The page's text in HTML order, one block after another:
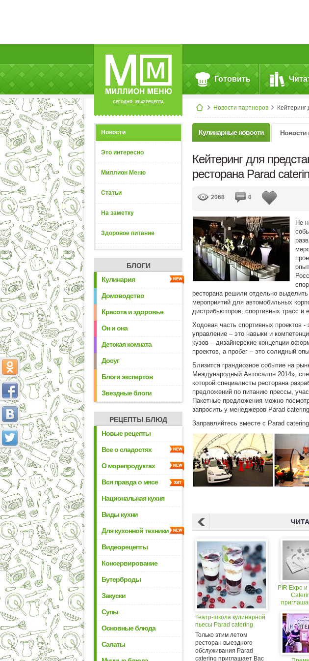
СЕГОДНЯ: 39142 РЕЦЕПТА
Готовить
Новости партнеров Кейтеринг
Новости
Это интересно
Миллион Меню
Статьи
На заметку
Здоровое питание
БЛОГИ
Кулинария
Домоводство
Красота и здоровье
Он и она
Детская комната
Досуг
Блоги экспертов
Звездные блоги
РЕЦЕПТЫ БЛЮД
Новые рецепты
Все о сладостях
О морепродуктах
Вся правда о мясе
Национальная кухня
Виды кухни
Для кухонной техники
Видеорецепты
Консервирование
Бутерброды
Закуски
Супы
Основные блюда
Салаты
Кулинарные новости Новости
Кейтеринг для
ресторана Parad
2068 0
Не
опыт
ресторана решили отдельно
мероприятий для автомобильных
дистрибьюторов, спортивных трасс и
Ходовая часть спортивных проектов
управление – это навыки и
кузов – дизайнерские концепции
проектов, а пробег – это солидный
Близится грандиозное событие на
Международный Автосалон 2014»,
которой специалисты ресторана
предложений по питанию прессы,
Пакетные предложения можно
запросить у менеджеров Parad
Заправляйтесь вместе с Parad
Театр-школа кулинарной
пьесы Parad catering
Только этим летом
ресторан выездного
обслуживания Parad
catering приглашает Вас
PIR Expo